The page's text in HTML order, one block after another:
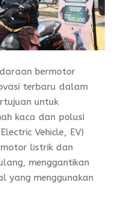
bermotor
terbaru dalam
untuk
kaca dan polusi
Vehicle, EV)
motor listrik dan
menggantikan
yang menggunakan